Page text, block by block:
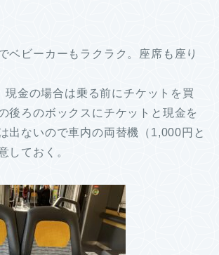
ベビーカーもラクラク。座席も座り
現金の場合は乗る前にチケットを買
後ろのボックスにチケットと現金を
出ないので車内の両替機（1,000円と
しておく。